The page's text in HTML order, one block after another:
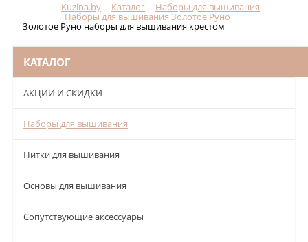
Kuzina.by Каталог Наборы для вышивания
Наборы для вышивания Золотое Руно
Золотое Руно наборы для вышивания крестом
КАТАЛОГ
АКЦИИ И СКИДКИ
Наборы для вышивания
Нитки для вышивания
Основы для вышивания
Сопутствующие аксессуары